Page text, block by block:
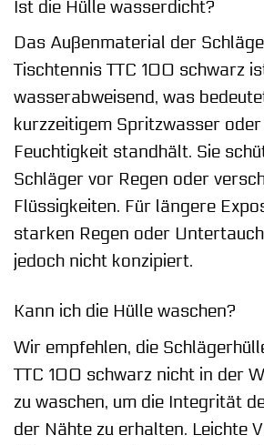
Ist die Hülle wasserdicht?
Das Außenmaterial der
Tischtennis TTC 100 schwarz
wasserabweisend, was
kurzzeitigem Spritzwasser
Feuchtigkeit standhält. Sie
Schläger vor Regen oder
Flüssigkeiten. Für längere
starken Regen oder
jedoch nicht konzipiert.
Kann ich die Hülle waschen?
Wir empfehlen, die
TTC 100 schwarz nicht in der
zu waschen, um die Integrität
der Nähte zu erhalten. Leichte